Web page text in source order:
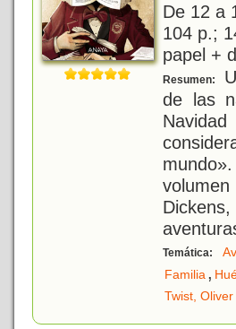
De 12 a
104 p.;
papel +
Resumen:
de las
Temática:
Familia,
Twist, Oliver